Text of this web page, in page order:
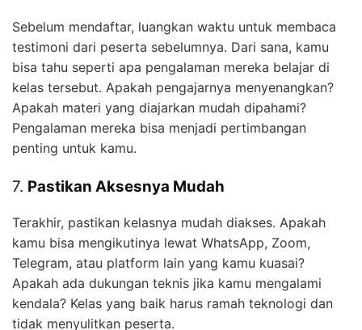
Sebelum mendaftar, luangkan waktu untuk membaca
testimoni dari peserta sebelumnya. Dari sana, kamu
bisa tahu seperti apa pengalaman mereka belajar di
kelas tersebut. Apakah pengajarnya menyenangkan?
Apakah materi yang diajarkan mudah dipahami?
Pengalaman mereka bisa menjadi pertimbangan
penting untuk kamu.
7. Pastikan Aksesnya Mudah
Terakhir, pastikan kelasnya mudah diakses. Apakah
kamu bisa mengikutinya lewat WhatsApp, Zoom,
Telegram, atau platform lain yang kamu kuasai?
Apakah ada dukungan teknis jika kamu mengalami
kendala? Kelas yang baik harus ramah teknologi dan
tidak menyulitkan peserta.